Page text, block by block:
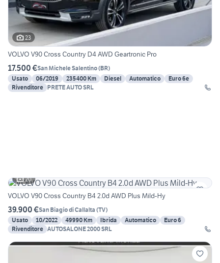
23
VOLVO V90 Cross Country D4 AWD Geartronic Pro
17.500 €San Michele Salentino(BR)
Usato
06/2019 235400 Km Diesel Automatico
Euro 6e
Rivenditore PRETE AUTO SRL
20
VOLVO V90 Cross Country B4 2.0d AWD Plus Mild-Hy
39.900 €San Biagio di Callalta (TV)
Usato
10/2022 49990 Km Ibrida Automatico
Euro 6
Rivenditore AUTOSALONE 2000 SRL